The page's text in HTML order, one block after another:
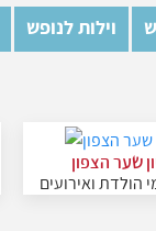
וילות לנופש
שער הצפון
הולדת ואירועים